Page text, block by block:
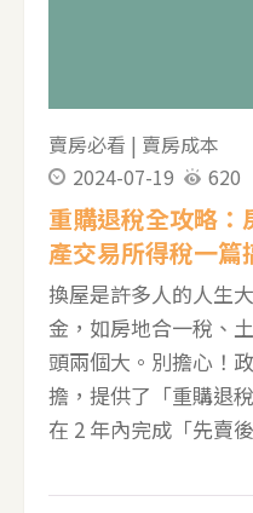
板重作 玻璃窗、鋁窗
衛浴 水電管線更新、
賣房必看 | 賣房成本
2024-07-19
620
重購退稅全攻略
產交易所得稅一篇
換屋是許多人的人生
金，如房地合一稅、
頭兩個大。別擔心！
擔，提供了「重購退
在 2 年內完成「先賣
已繳納的稅款！這篇